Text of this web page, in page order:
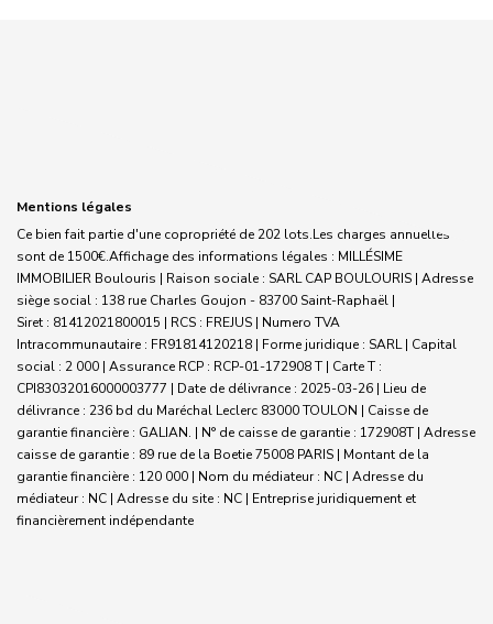
Mentions légales
Ce bien fait partie d'une copropriété de 202 lots.Les charges annuelles
sont de 1500€.Affichage des informations légales : MILLÉSIME
IMMOBILIER Boulouris | Raison sociale : SARL CAP BOULOURIS | Adresse
siège social : 138 rue Charles Goujon - 83700 Saint-Raphaël |
Siret : 81412021800015 | RCS : FREJUS | Numero TVA
Intracommunautaire : FR91814120218 | Forme juridique : SARL | Capital
social : 2 000 | Assurance RCP : RCP-01-172908 T | Carte T :
CPI83032016000003777 | Date de délivrance : 2025-03-26 | Lieu de
délivrance : 236 bd du Maréchal Leclerc 83000 TOULON | Caisse de
garantie financière : GALIAN. | N° de caisse de garantie : 172908T | Adresse
caisse de garantie : 89 rue de la Boetie 75008 PARIS | Montant de la
garantie financière : 120 000 | Nom du médiateur : NC | Adresse du
médiateur : NC | Adresse du site : NC | Entreprise juridiquement et
financièrement indépendante